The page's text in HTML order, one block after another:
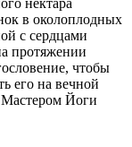
нектара
в околоплодных
с сердцами
протяжении
чтобы
его на вечной
Йоги